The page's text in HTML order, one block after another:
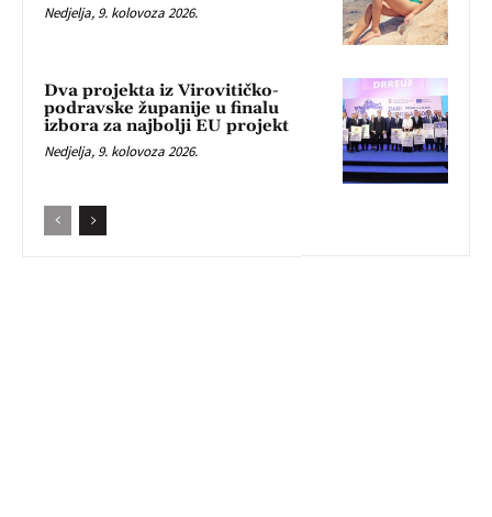
Nedjelja, 9. kolovoza 2026.
Dva projekta iz Virovitičko-
podravske županije u finalu
izbora za najbolji EU projekt
Nedjelja, 9. kolovoza 2026.